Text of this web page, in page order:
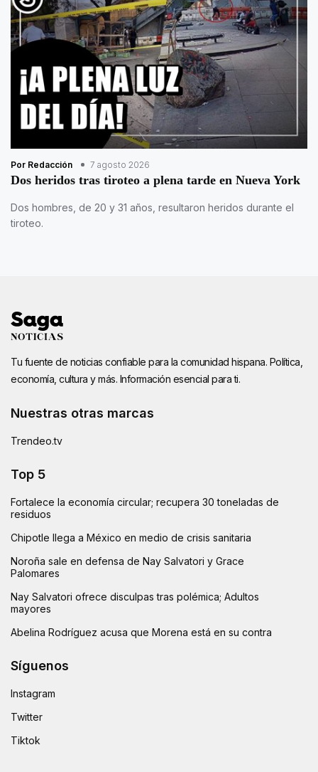
Por Redacción 7 agosto 2026
Dos heridos tras tiroteo a plena tarde en Nueva York
Dos hombres, de 20 y 31 años, resultaron heridos durante el
tiroteo.
Tu fuente de noticias confiable para la comunidad hispana. Política,
economía, cultura y más. Información esencial para ti.
Nuestras otras marcas
Trendeo.tv
Top 5
Fortalece la economía circular; recupera 30 toneladas de
residuos
Chipotle llega a México en medio de crisis sanitaria
Noroña sale en defensa de Nay Salvatori y Grace
Palomares
Nay Salvatori ofrece disculpas tras polémica; Adultos
mayores
Abelina Rodríguez acusa que Morena está en su contra
Síguenos
Instagram
Twitter
Tiktok